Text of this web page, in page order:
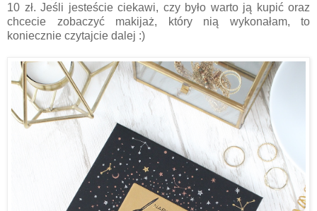
10 zł. Jeśli jesteście ciekawi, czy było warto ją kupić oraz
chcecie zobaczyć makijaż, który nią wykonałam, to
koniecznie czytajcie dalej :)